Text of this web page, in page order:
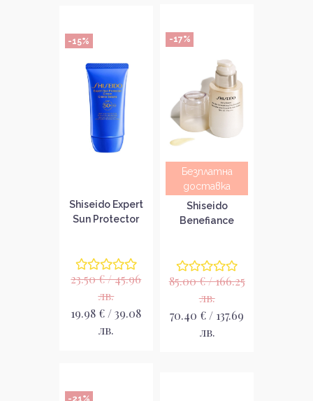
-15%
Shiseido Expert
Sun Protector
Слънцезащитен
крем за лице
23.50 € / 45.96
лв.
19.98 € / 39.08
лв.
-17%
Безплатна
доставка
Shiseido
Benefiance
Emultion SPF 30
Дневна емулсия
за лице
85.00 € / 166.25
лв.
70.40 € / 137.69
лв.
-21%